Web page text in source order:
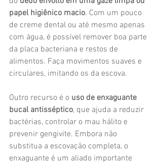
papel higiênico macio. Com um pouco
de creme dental ou até mesmo apenas
com água, é possível remover boa parte
da placa bacteriana e restos de
alimentos. Faça movimentos suaves e
circulares, imitando os da escova.
Outro recurso é o uso de enxaguante
bucal antisséptico, que ajuda a reduzir
bactérias, controlar o mau hálito e
prevenir gengivite. Embora não
substitua a escovação completa, o
enxaguante é um aliado importante